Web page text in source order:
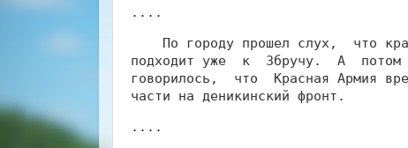
....
По городу прошел слух,  что
подходит уже  к  Збручу.  А  потом
говорилось,  что  Красная Армия
части на деникинский фронт.
....